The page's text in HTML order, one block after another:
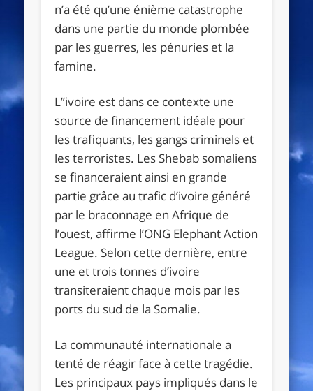
n’a été qu’une énième catastrophe
dans une partie du monde plombée
par les guerres, les pénuries et la
famine.
L’’ivoire est dans ce contexte une
source de financement idéale pour
les trafiquants, les gangs criminels et
les terroristes. Les Shebab somaliens
se financeraient ainsi en grande
partie grâce au trafic d’ivoire généré
par le braconnage en Afrique de
l’ouest, affirme l’ONG Elephant Action
League. Selon cette dernière, entre
une et trois tonnes d’ivoire
transiteraient chaque mois par les
ports du sud de la Somalie.
La communauté internationale a
tenté de réagir face à cette tragédie.
Les principaux pays impliqués dans le